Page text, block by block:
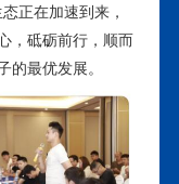
正在加速到来，
，砥砺前行，顺而
的最优发展。